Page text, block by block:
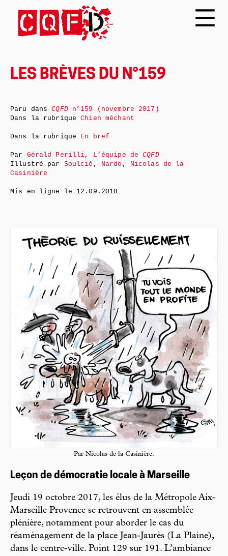
LES BRÈVES DU N°159
Par Nicolas de la Casinière.
Leçon de démocratie locale à Marseille
Jeudi 19 octobre 2017, les élus de la Métropole Aix-
Marseille Provence se retrouvent en assemblée
plénière, notamment pour aborder le cas du
réaménagement de la place Jean-Jaurès (La Plaine),
dans le centre-ville. Point 129 sur 191. L’ambiance
Paru dansCQFDn°159 (novembre 2017)
Dans la rubriqueChien méchant
Dans la rubrique En bref
Par Gérald Perilli, L’équipe deCQFD
Illustré par Soulcié , Nardo , Nicolas de la
Casinière
Mis en ligne le 12.09.2018